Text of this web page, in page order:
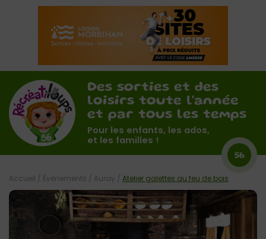
Des sorties et des
loisirs toute l'année
et par tous les temps
Pour les enfants, les ados,
et les familles !
56
Accueil / Évènements / Auray / Atelier galettes au feu de bois